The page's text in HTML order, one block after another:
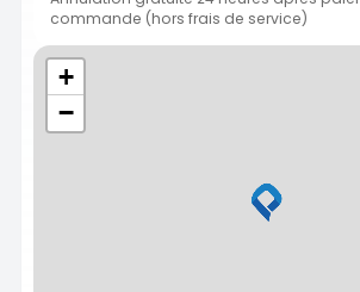
commande (hors frais de service)
+
−